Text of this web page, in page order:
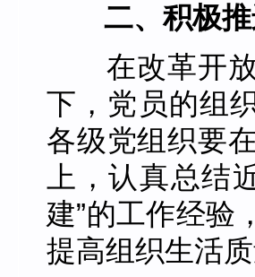
二、积极
在改革开放
下，党员的组
各级党组织要
上，认真总结
建”的工作经验
提高组织生活